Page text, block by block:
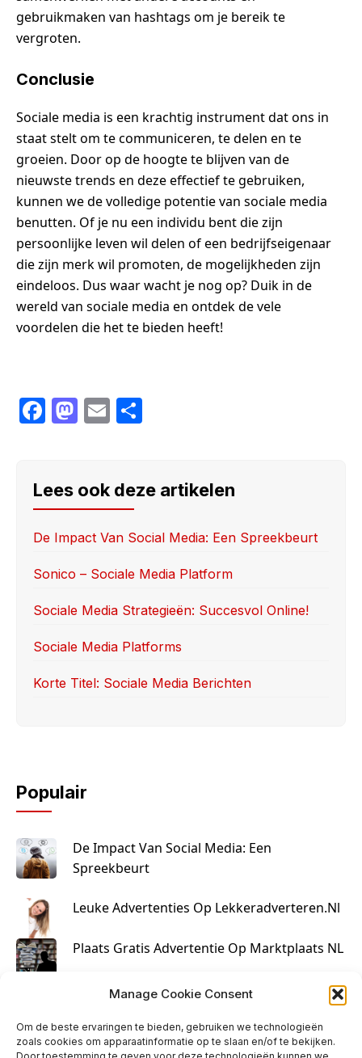
Manage Cookie Consent
Om de beste ervaringen te bieden, gebruiken we technologieën
zoals cookies om apparaatinformatie op te slaan en/of te bekijken.
gebruikmaken van hashtags om je bereik te
vergroten.
Conclusie
Sociale media is een krachtig instrument dat ons in
staat stelt om te communiceren, te delen en te
groeien. Door op de hoogte te blijven van de
nieuwste trends en deze effectief te gebruiken,
kunnen we de volledige potentie van sociale media
benutten. Of je nu een individu bent die zijn
persoonlijke leven wil delen of een bedrijfseigenaar
die zijn merk wil promoten, de mogelijkheden zijn
eindeloos. Dus waar wacht je nog op? Duik in de
wereld van sociale media en ontdek de vele
voordelen die het te bieden heeft!
F
e
b
o
o
M
o
d
o
n
E
e
Lees ook deze artikelen
De Impact Van Social Media: Een Spreekbeurt
Sonico – Sociale Media Platform
Sociale Media Strategieën: Succesvol Online!
Sociale Media Platforms
Korte Titel: Sociale Media Berichten
Populair
De Impact Van Social Media: Een
Spreekbeurt
Leuke Advertenties Op Lekkeradverteren.nl
Plaats Gratis Advertentie Op Marktplaats NL
Kruisbestuiving Voor Succesvolle Marketing